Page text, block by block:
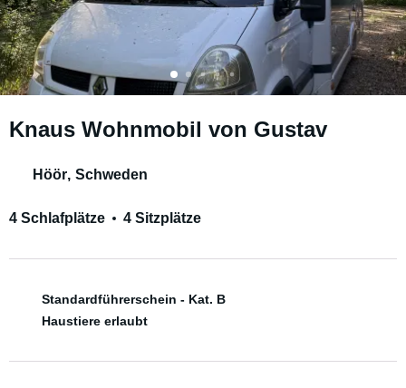
Knaus Wohnmobil von Gustav
Höör, Schweden
4 Schlafplätze 4 Sitzplätze
Standardführerschein - Kat. B
Haustiere erlaubt